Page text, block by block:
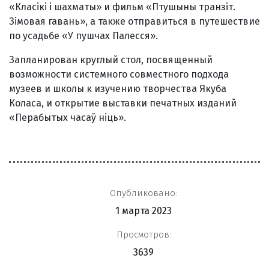
«Класікі і шахматы» и фильм «Птушыны транзіт.
Зімовая гавань», а также отправиться в путешествие
по усадьбе «У пушчах Палесся».
Запланирован круглый стол, посвященный
возможности системного совместного подхода
музеев и школы к изучению творчества Якуба
Коласа, и открытие выставки печатных изданий
«Перабытых часаў ніць».
Опубликовано:
1 марта 2023
Просмотров:
3639